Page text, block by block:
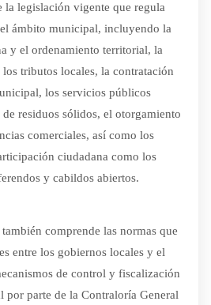
la legislación vigente que regula
ámbito municipal, incluyendo la
y el ordenamiento territorial, la
tributos locales, la contratación
los servicios públicos
residuos sólidos, el otorgamiento
comerciales, así como los
ciudadana como los
y cabildos abiertos.
comprende las normas que
entre los gobiernos locales y el
de control y fiscalización
por parte de la Contraloría General